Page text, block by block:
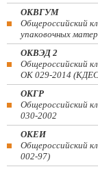
ОКВГУМ
Общероссийский
упаковочных
ОКВЭД 2
Общероссийский
ОК 029-2014
ОКГР
Общероссийский
030-2002
ОКЕИ
Общероссийский
002-97)